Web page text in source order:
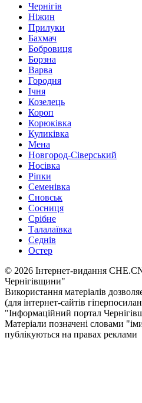
Чернігів
Ніжин
Прилуки
Бахмач
Бобровиця
Борзна
Варва
Городня
Ічня
Козелець
Короп
Корюківка
Куликівка
Мена
Новгород-Сіверський
Носівка
Ріпки
Семенівка
Сновськ
Сосниця
Срібне
Талалаївка
Седнів
Остер
© 2026 Інтернет-видання
Чернiгiвщини"
Використання матеріалів
(для інтернет-сайтів
"Інформаційний портал
Матеріали позначені словами
публікуються на правах реклами